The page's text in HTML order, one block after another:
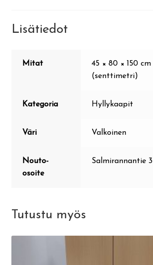
Lisätiedot
Mitat
45 × 80 × 150 cm
(senttimetri)
Kategoria Hyllykaapit
Väri Valkoinen
Nouto-
osoite
Salmirannantie 3
Tutustu myös